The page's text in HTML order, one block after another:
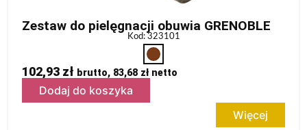
Zestaw do pielęgnacji obuwia GRENOBLE
Kod: 323101
102,93 zł brutto, 83,68 złnetto
Dodaj do koszyka
Więcej